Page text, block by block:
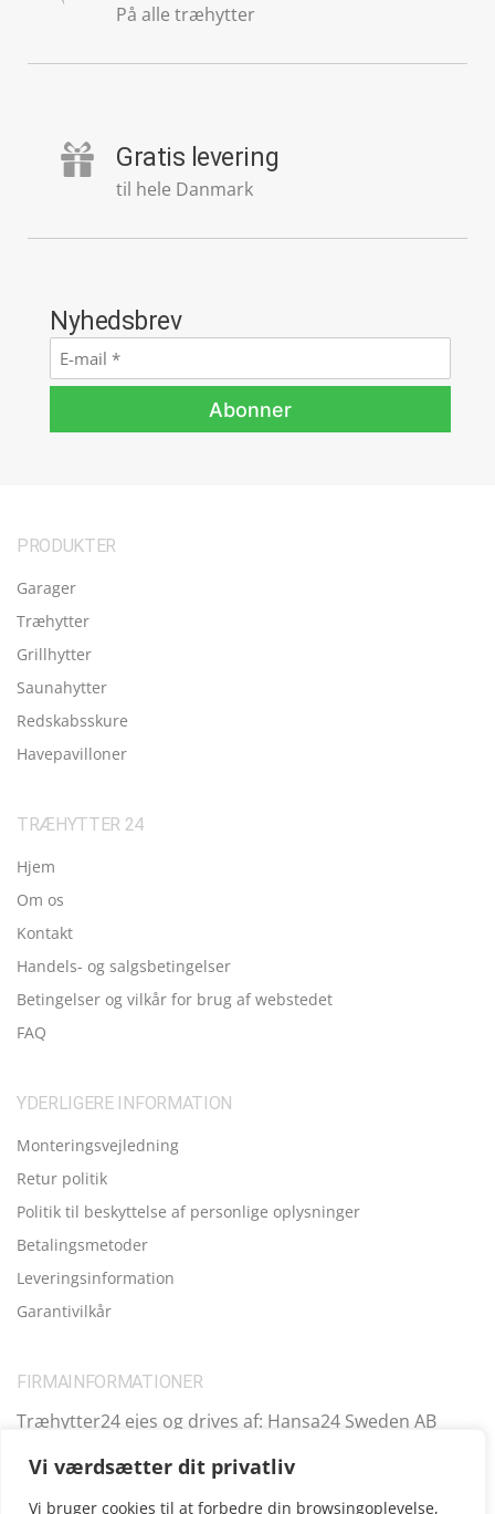
Vi værdsætter dit privatliv
Vi bruger cookies til at forbedre din browsingoplevelse,
På alle træhytter
Gratis levering
til hele Danmark
Nyhedsbrev
E-
mail*
Abonner
PRODUKTER
Garager
Træhytter
Grillhytter
Saunahytter
Redskabsskure
Havepavilloner
TRÆHYTTER 24
Hjem
Om os
Kontakt
Handels- og salgsbetingelser
Betingelser og vilkår for brug af webstedet
FAQ
YDERLIGERE INFORMATION
Monteringsvejledning
Retur politik
Politik til beskyttelse af personlige oplysninger
Betalingsmetoder
Leveringsinformation
Garantivilkår
FIRMAINFORMATIONER
Træhytter24 ejes og drives af: Hansa24 Sweden AB
Kungsbro Strand 29, 112 26 Stockholm, Sverige.